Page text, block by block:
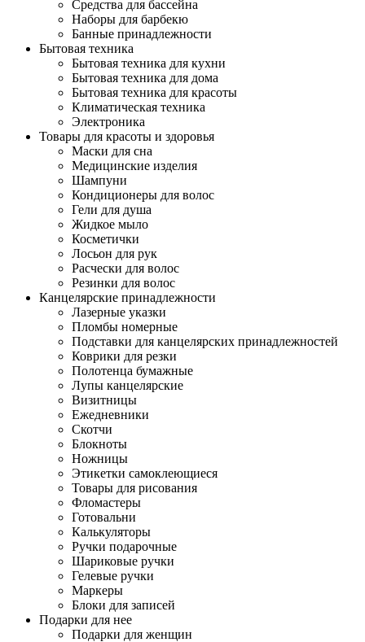
Средства для бассейна
Наборы для барбекю
Банные принадлежности
Бытовая техника
Бытовая техника для кухни
Бытовая техника для дома
Бытовая техника для красоты
Климатическая техника
Электроника
Товары для красоты и здоровья
Маски для сна
Медицинские изделия
Шампуни
Кондиционеры для волос
Гели для душа
Жидкое мыло
Косметички
Лосьон для рук
Расчески для волос
Резинки для волос
Канцелярские принадлежности
Лазерные указки
Пломбы номерные
Подставки для канцелярских принадлежностей
Коврики для резки
Полотенца бумажные
Лупы канцелярские
Визитницы
Ежедневники
Скотчи
Блокноты
Ножницы
Этикетки самоклеющиеся
Товары для рисования
Фломастеры
Готовальни
Калькуляторы
Ручки подарочные
Шариковые ручки
Гелевые ручки
Маркеры
Блоки для записей
Подарки для нее
Подарки для женщин